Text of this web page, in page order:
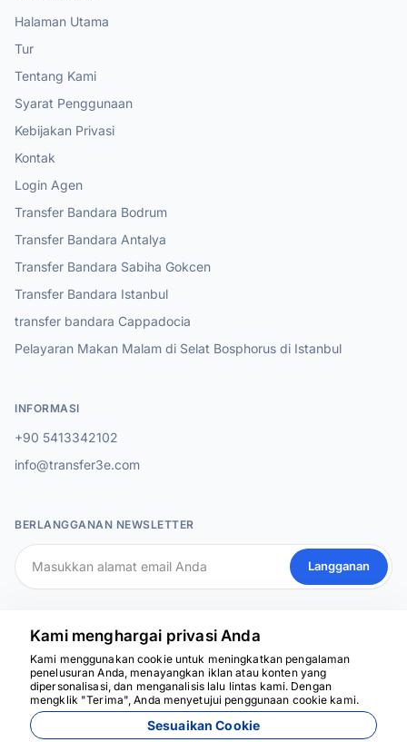
Halaman Utama
Tur
Tentang Kami
Syarat Penggunaan
Kebijakan Privasi
Kontak
Login Agen
Transfer Bandara Bodrum
Transfer Bandara Antalya
Transfer Bandara Sabiha Gokcen
Transfer Bandara Istanbul
transfer bandara Cappadocia
Pelayaran Makan Malam di Selat Bosphorus di Istanbul
INFORMASI
+90 5413342102
info@transfer3e.com
BERLANGGANAN NEWSLETTER
Langganan
Kami menghargai privasi Anda
Kami menggunakan cookie untuk meningkatkan pengalaman
penelusuran Anda, menayangkan iklan atau konten yang
dipersonalisasi, dan menganalisis lalu lintas kami. Dengan
mengklik "Terima", Anda menyetujui penggunaan cookie kami.
Sesuaikan Cookie
Kami siap membantu